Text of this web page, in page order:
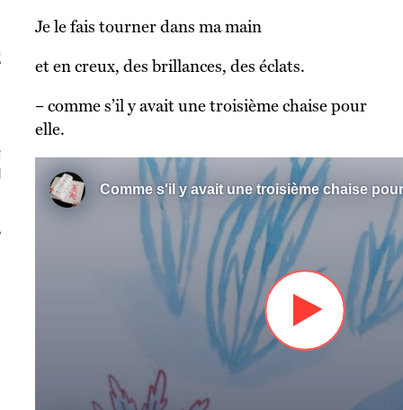
politique et critique de la technologie
À LA NEWSLETTER :
Je le fais tourner dans ma main
et en creux, des brillances, des éclats.
– comme s’il y avait une troisième chaise pour
elle.